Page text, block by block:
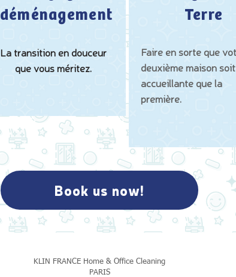
déménagement
La transition en douceur
que vous méritez.
Terre
Faire en sorte que
deuxième maison
accueillante que la
première.
Book us now!
KLIN FRANCE Home & Office Cleaning
PARIS